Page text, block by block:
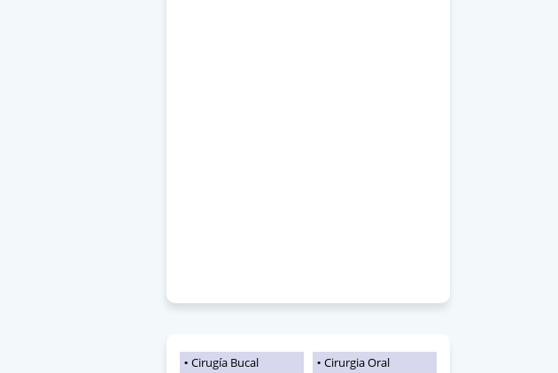
Cirugía Bucal
Cirurgia Oral